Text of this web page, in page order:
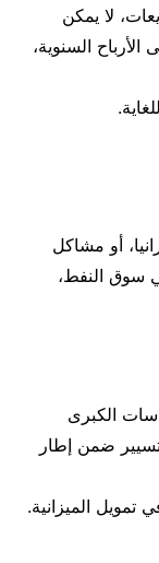
لا يمكن
الأرباح السنوية،
أو مشاكل
سوق النفط،
الكبرى
ضمن إطار
الميزانية.